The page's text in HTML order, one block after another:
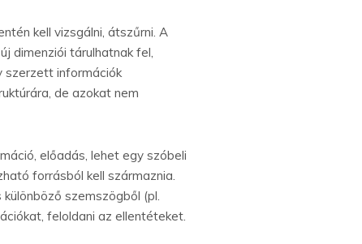
kell vizsgálni, átszűrni. A
dimenziói tárulhatnak fel,
szerzett információk
de azokat nem
előadás, lehet egy szóbeli
forrásból kell származnia.
szemszögből (pl.
feloldani az ellentéteket.